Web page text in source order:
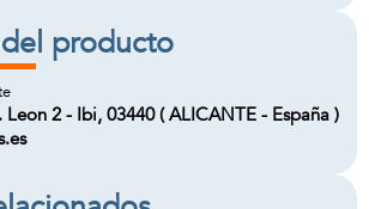
producto
Leon 2 - Ibi, 03440 ( ALICANTE - España )